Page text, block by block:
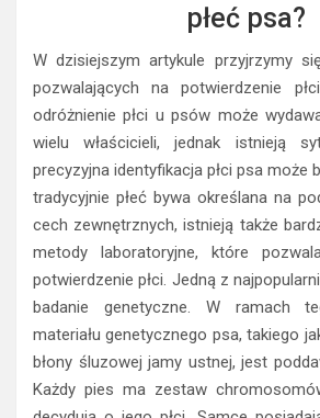
płeć psa?
W dzisiejszym artykule przyjrzymy
pozwalających na potwierdzenie
odróżnienie płci u psów może
wielu właścicieli, jednak istnieją
precyzyjna identyfikacja płci psa może
tradycyjnie płeć bywa określana na
cech zewnętrznych, istnieją także
metody laboratoryjne, które
potwierdzenie płci. Jedną z
badanie genetyczne. W ramach
materiału genetycznego psa, takiego
błony śluzowej jamy ustnej, jest
Każdy pies ma zestaw